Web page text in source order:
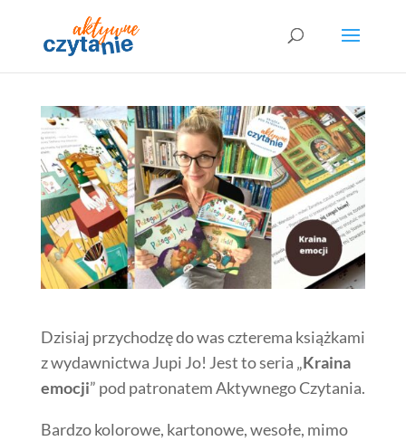
Dzisiaj przychodzę do was czterema książkami
z wydawnictwa Jupi Jo! Jest to seria „Kraina
emocji” pod patronatem Aktywnego Czytania.
Bardzo kolorowe, kartonowe, wesołe, mimo